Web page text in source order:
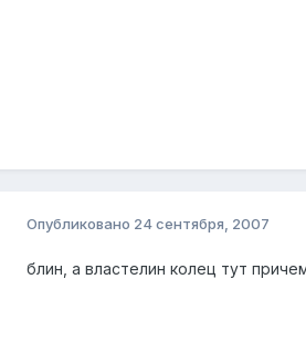
Опубликовано 24 сентября, 2007
блин, а властелин колец тут